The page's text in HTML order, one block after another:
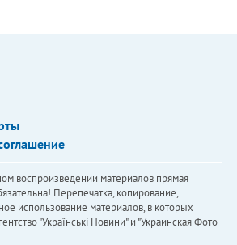
воспроизведении материалов прямая
Перепечатка, копирование,
использование материалов, в которых
"Українськi Новини" и "Украинская Фото